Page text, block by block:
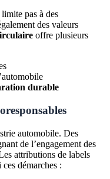
limite pas à des
des valeurs
offre plusieurs
durable
automobile. Des
de l’engagement des
attributions de labels
démarches :